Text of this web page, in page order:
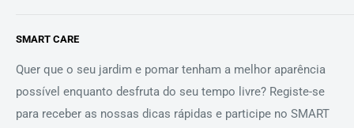
Odense, Dinamarca, para pessoas de todo o mundo que
preferem esquecer os problemas com as suas máquinas.
O nosso distribuidor para a Península Ibérica, Comercial
Miño S.L. representa os nossos valores de qualidade e
Procurar
Contato
Aviso legal
Política de Cookies
SMART CARE
Quer que o seu jardim e pomar tenham a melhor aparência
possível enquanto desfruta do seu tempo livre? Registe-se
para receber as nossas dicas rápidas e participe no SMART